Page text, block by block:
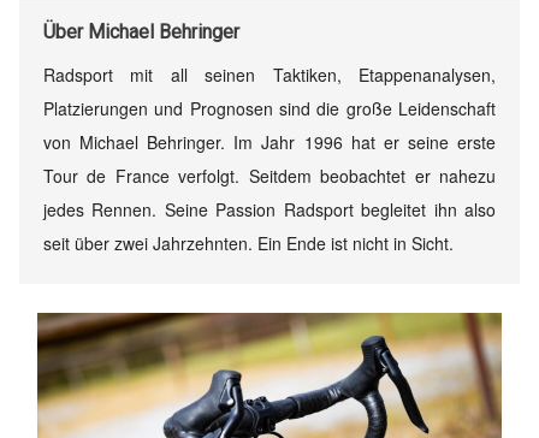
Über Michael Behringer
Radsport mit all seinen Taktiken, Etappenanalysen,
Platzierungen und Prognosen sind die große Leidenschaft
von Michael Behringer. Im Jahr 1996 hat er seine erste
Tour de France verfolgt. Seitdem beobachtet er nahezu
jedes Rennen. Seine Passion Radsport begleitet ihn also
seit über zwei Jahrzehnten. Ein Ende ist nicht in Sicht.